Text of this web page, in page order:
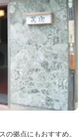
の拠点にもおすすめ。